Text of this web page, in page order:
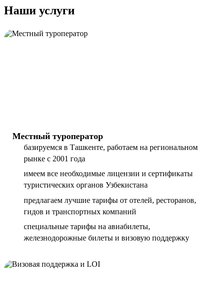
Наши услуги
Местный туроператор
базируемся в Ташкенте, работаем на региональном
рынке с 2001 года
имеем все необходимые лицензии и сертификаты
туристических органов Узбекистана
предлагаем лучшие тарифы от отелей, ресторанов,
гидов и транспортных компаний
специальные тарифы на авиабилеты,
железнодорожные билеты и визовую поддержку